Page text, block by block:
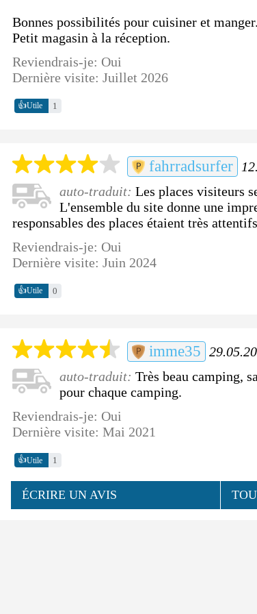
Bonnes possibilités pour cuisiner et manger.
Petit magasin à la réception.
Reviendrais-je: Oui
Dernière visite: Juillet 2026
👍Utile 1
fahrradsurfer
auto-traduit:Les places visiteurs
L'ensemble du site donne une
responsables des places étaient très
Reviendrais-je: Oui
Dernière visite: Juin 2024
👍Utile 0
imme35
auto-traduit:Très beau camping,
pour chaque camping.
Reviendrais-je: Oui
Dernière visite: Mai 2021
👍Utile 1
ÉCRIRE UN AVIS